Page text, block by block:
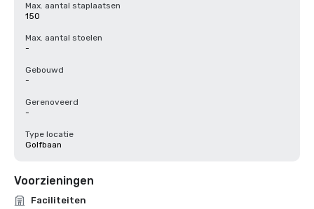
Max. aantal staplaatsen
150
Max. aantal stoelen
-
Gebouwd
-
Gerenoveerd
-
Type locatie
Golfbaan
Voorzieningen
Faciliteiten